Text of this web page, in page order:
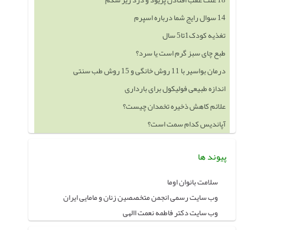
14 سوال رایج شما درباره اسپرم
تغذیه کودک1تا5 سال
طبع چای سبز گرم است یا سرد؟
درمان بواسیر با 11 روش خانگی و 15 روش طب سنتی
اندازه طبیعی فولیکول برای بارداری
علائم کاهش ذخیره تخمدان چیست؟
آپاندیس کدام سمت است؟
پیوند ها
سلامت بانوان اوما
وب سایت رسمی انجمن متخصصین زنان و مامایی ایران
وب سایت دکتر فاطمه نعمت االهی